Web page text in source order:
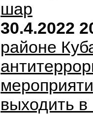
шар
30.4.2022
районе
выходить